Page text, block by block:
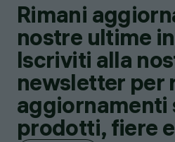
Rimani
nostre ultime
Iscriviti alla
newsletter per
aggiornamenti
prodotti, fiere